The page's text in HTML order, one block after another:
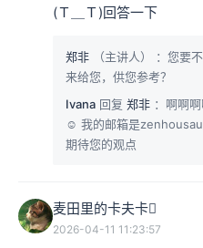
(Ｔ＿Ｔ)回答一下
郑非 （主讲人）
：您要
来给您，供您参考？
Ivana 回复 郑非 ：啊啊
☺️ 我的邮箱是
期待您的观点
麦田里的卡夫卡
2026-04-11 11:23:57